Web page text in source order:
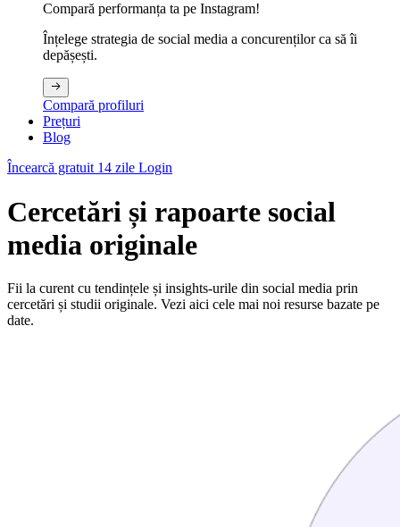
Compară performanța ta pe Instagram!
Înțelege strategia de social media a concurenților ca să îi
depășești.
Compară profiluri
Prețuri
Blog
Încearcă gratuit 14 zile Login
Cercetări și rapoarte social
media originale
Fii la curent cu tendințele și insights-urile din social media prin
cercetări și studii originale. Vezi aici cele mai noi resurse bazate pe
date.